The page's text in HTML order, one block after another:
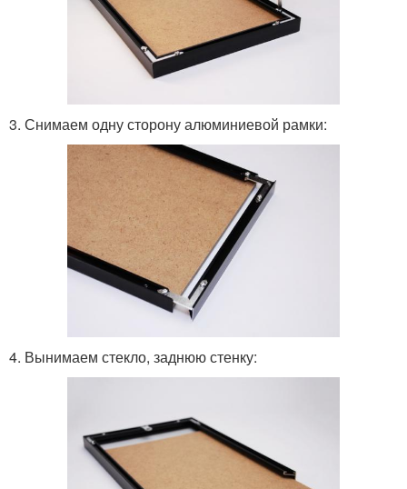
3. Снимаем одну сторону алюминиевой рамки:
4. Вынимаем стекло, заднюю стенку: